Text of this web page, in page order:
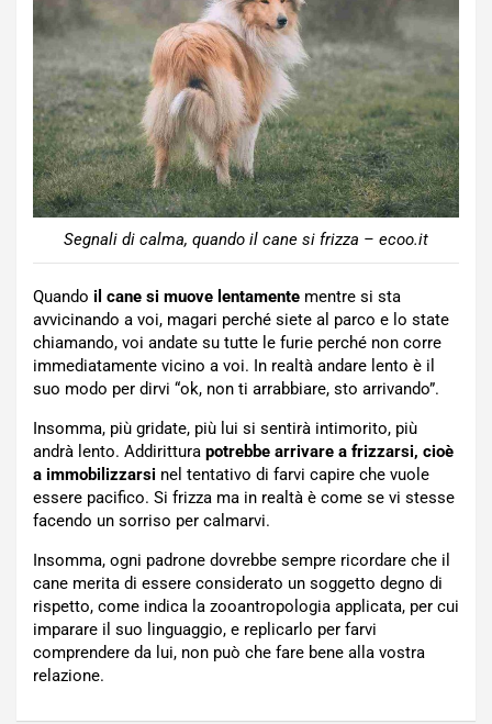
Segnali di calma, quando il cane si frizza – ecoo.it
Quando il cane si muove lentamente mentre si sta
avvicinando a voi, magari perché siete al parco e lo state
chiamando, voi andate su tutte le furie perché non corre
immediatamente vicino a voi. In realtà andare lento è il
suo modo per dirvi “ok, non ti arrabbiare, sto arrivando”.
Insomma, più gridate, più lui si sentirà intimorito, più
andrà lento. Addirittura potrebbe arrivare a frizzarsi, cioè
a immobilizzarsi nel tentativo di farvi capire che vuole
essere pacifico. Si frizza ma in realtà è come se vi stesse
facendo un sorriso per calmarvi.
Insomma, ogni padrone dovrebbe sempre ricordare che il
cane merita di essere considerato un soggetto degno di
rispetto, come indica la zooantropologia applicata, per cui
imparare il suo linguaggio, e replicarlo per farvi
comprendere da lui, non può che fare bene alla vostra
relazione.